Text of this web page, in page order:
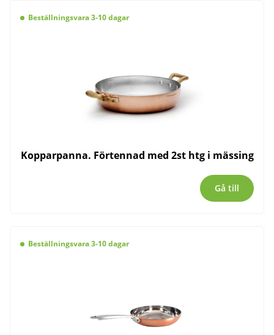
Beställningsvara 3-10 dagar
Kopparpanna. Förtennad med 2st htg i mässing
Gå till
Beställningsvara 3-10 dagar